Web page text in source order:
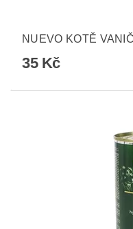
NUEVO KOTĚ
35 Kč